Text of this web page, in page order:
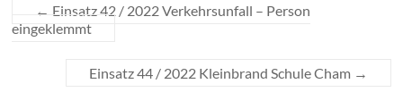
← Einsatz 42 / 2022 Verkehrsunfall – Person
eingeklemmt
Einsatz 44 / 2022 Kleinbrand Schule Cham →